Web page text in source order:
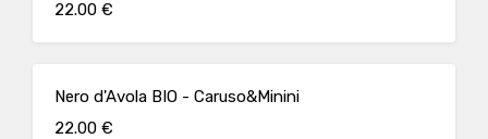
22.00 €
Nero d'Avola BIO - Caruso&Minini
22.00 €